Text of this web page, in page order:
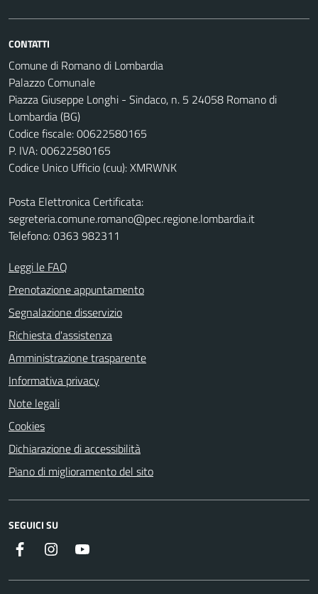
CONTATTI
Comune di Romano di Lombardia
Palazzo Comunale
Piazza Giuseppe Longhi - Sindaco, n. 5 24058 Romano di
Lombardia (BG)
Codice fiscale: 00622580165
P. IVA: 00622580165
Codice Unico Ufficio (cuu): XMRWNK
Posta Elettronica Certificata:
segreteria.comune.romano@pec.regione.lombardia.it
Telefono: 0363 982311
Leggi le FAQ
Prenotazione appuntamento
Segnalazione disservizio
Richiesta d'assistenza
Amministrazione trasparente
Informativa privacy
Note legali
Cookies
Dichiarazione di accessibilità
Piano di miglioramento del sito
SEGUICI SU
Facebook Instagram